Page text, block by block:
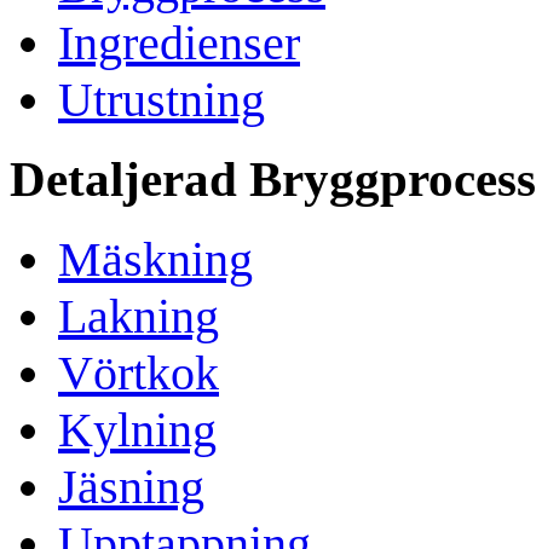
Ingredienser
Utrustning
Detaljerad Bryggprocess
Mäskning
Lakning
Vörtkok
Kylning
Jäsning